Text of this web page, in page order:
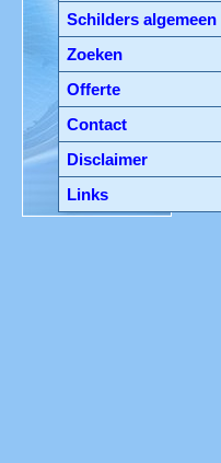
Schilders algemeen
Zoeken
Offerte
Contact
Disclaimer
Links